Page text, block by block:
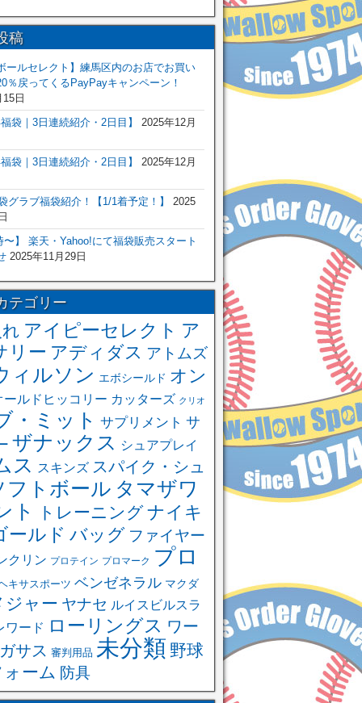
稿
ールセレクト】練馬区内のお店でお買い
％戻ってくるPayPayキャンペーン！
日
袋｜3日連続紹介・2日目】
2025年12月
袋｜3日連続紹介・2日目】 2025年12月
グラブ福袋紹介！【1/1着予定！】
2025
〜】 楽天・Yahoo!にて福袋販売スタート
2025年11月29日
テゴリー
アイピーセレクト ア
リー アディダス アトムズ
ィルソン エボシールド オン
ールドヒッコリー カッターズ クリオ
・ミット サプリメント サ
ザナックス シュアプレイ
ス スキンズ スパイク・シュ
フトボール タマザワ
ト
トレーニングナイキ
ールド バッグ ファイヤー
クリン プロテイン プロマーク プロ
キサスポーツ ベンゼネラル マクダ
ジャー ヤナセ ルイスビルスラ
ワード ローリングス ワー
サス 審判用品 未分類 野球
ーム 防具